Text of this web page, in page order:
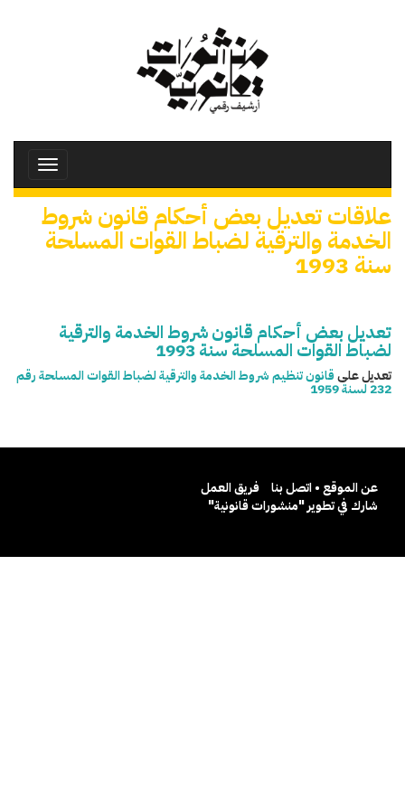
Toggle
علاقات تعديل بعض أحكام قانون شروط
الخدمة والترقية لضباط القوات المسلحة
سنة 1993
تعديل بعض أحكام قانون شروط الخدمة والترقية
لضباط القوات المسلحة سنة 1993
تعديل علىقانون تنظيم شروط الخدمة والترقية لضباط القوات المسلحة رقم
232 لسنة 1959
عن الموقع • اتصل بنا
فريق العمل
شارك في تطوير "منشورات قانونية"